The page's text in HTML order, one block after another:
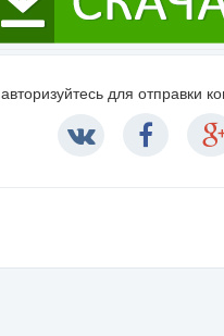
авторизуйтесь для отправки